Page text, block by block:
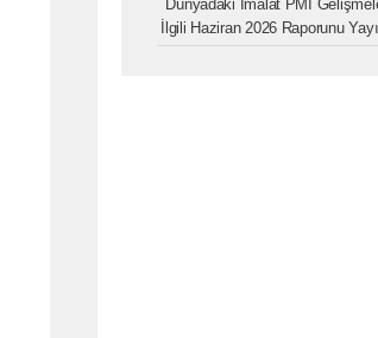
Dünyadaki İmalat PMI
İlgili Haziran 2026 Raporunu